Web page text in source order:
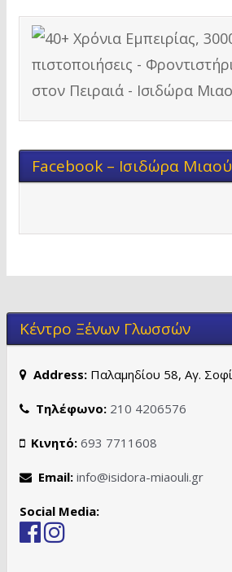
Facebook – Ισιδώρα
Κέντρο Ξένων Γλωσσών
Address: Παλαμηδίου 58, Αγ.
Τηλέφωνο: 210 4206576
Κινητό: 693 7711608
Email: info@isidora-miaouli.gr
Social Media: